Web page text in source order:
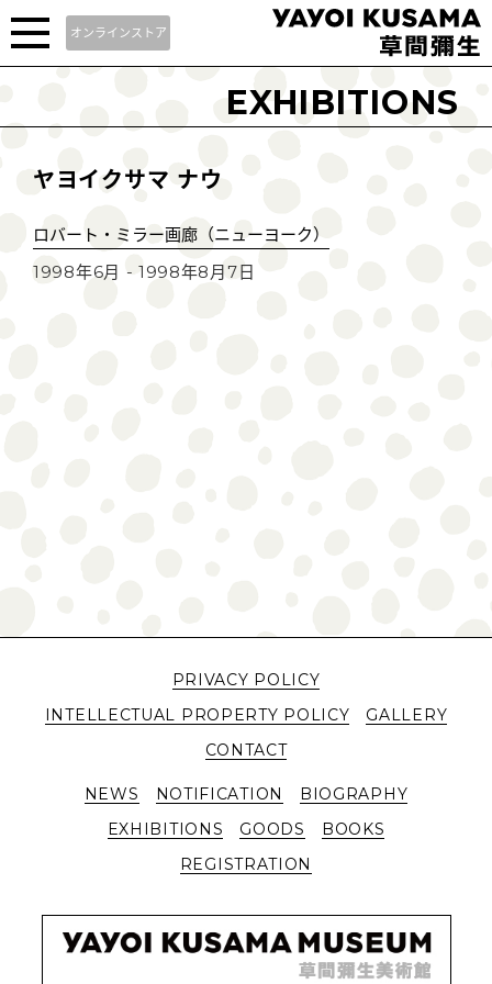
オンラインストア
EXHIBITIONS
ヤヨイクサマ ナウ
ロバート・ミラー画廊（ニューヨーク）
1998年6月 - 1998年8月7日
PRIVACY POLICY
INTELLECTUAL PROPERTY POLICY
GALLERY
CONTACT
NEWS NOTIFICATION
BIOGRAPHY
EXHIBITIONS
GOODS
BOOKS
REGISTRATION